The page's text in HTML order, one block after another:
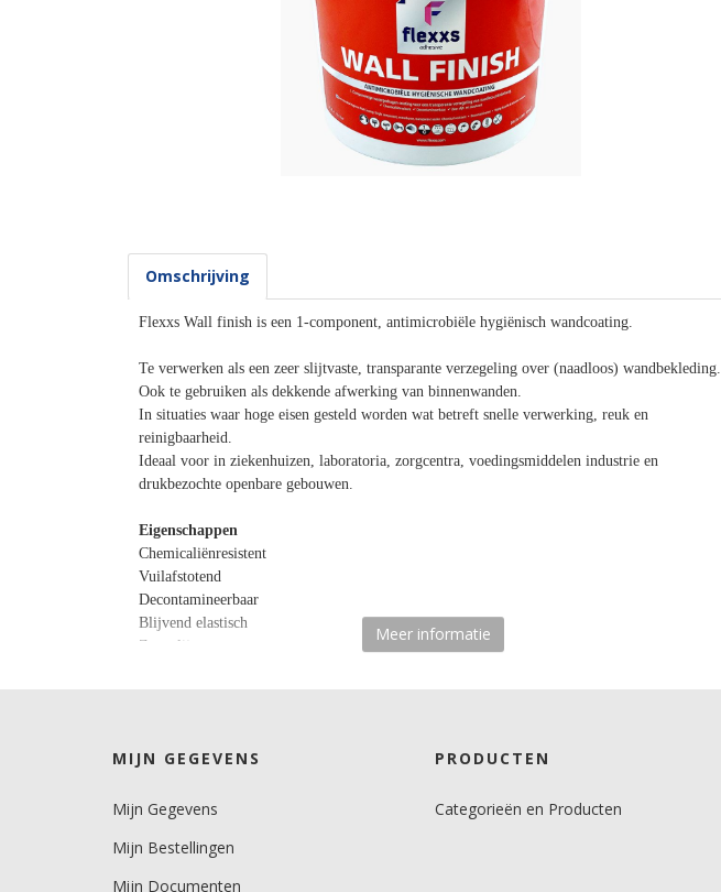
Omschrijving
Flexxs Wall finish is een 1-component, antimicrobiële hygiënisch wandcoating.
Te verwerken als een zeer slijtvaste, transparante verzegeling over (naadloos) wandbekleding.
Ook te gebruiken als dekkende afwerking van binnenwanden.
In situaties waar hoge eisen gesteld worden wat betreft snelle verwerking, reuk en
reinigbaarheid.
Ideaal voor in ziekenhuizen, laboratoria, zorgcentra, voedingsmiddelen industrie en
drukbezochte openbare gebouwen.
Eigenschappen
Chemicaliënresistent
Vuilafstotend
Decontamineerbaar
Blijvend elastisch
Zeer slijt- en stootvast
Verwerking
pluizende vachtroller.
Dit betekent dat de wand in een keer afgemaakt moet worden.
Als er tussentijds gestopt wordt, dan zullen er aanzetten zichtbaar zijn.
Meer informatie
MIJN GEGEVENS
Mijn Gegevens
Mijn Bestellingen
Mijn Documenten
PRODUCTEN
Categorieën en Producten